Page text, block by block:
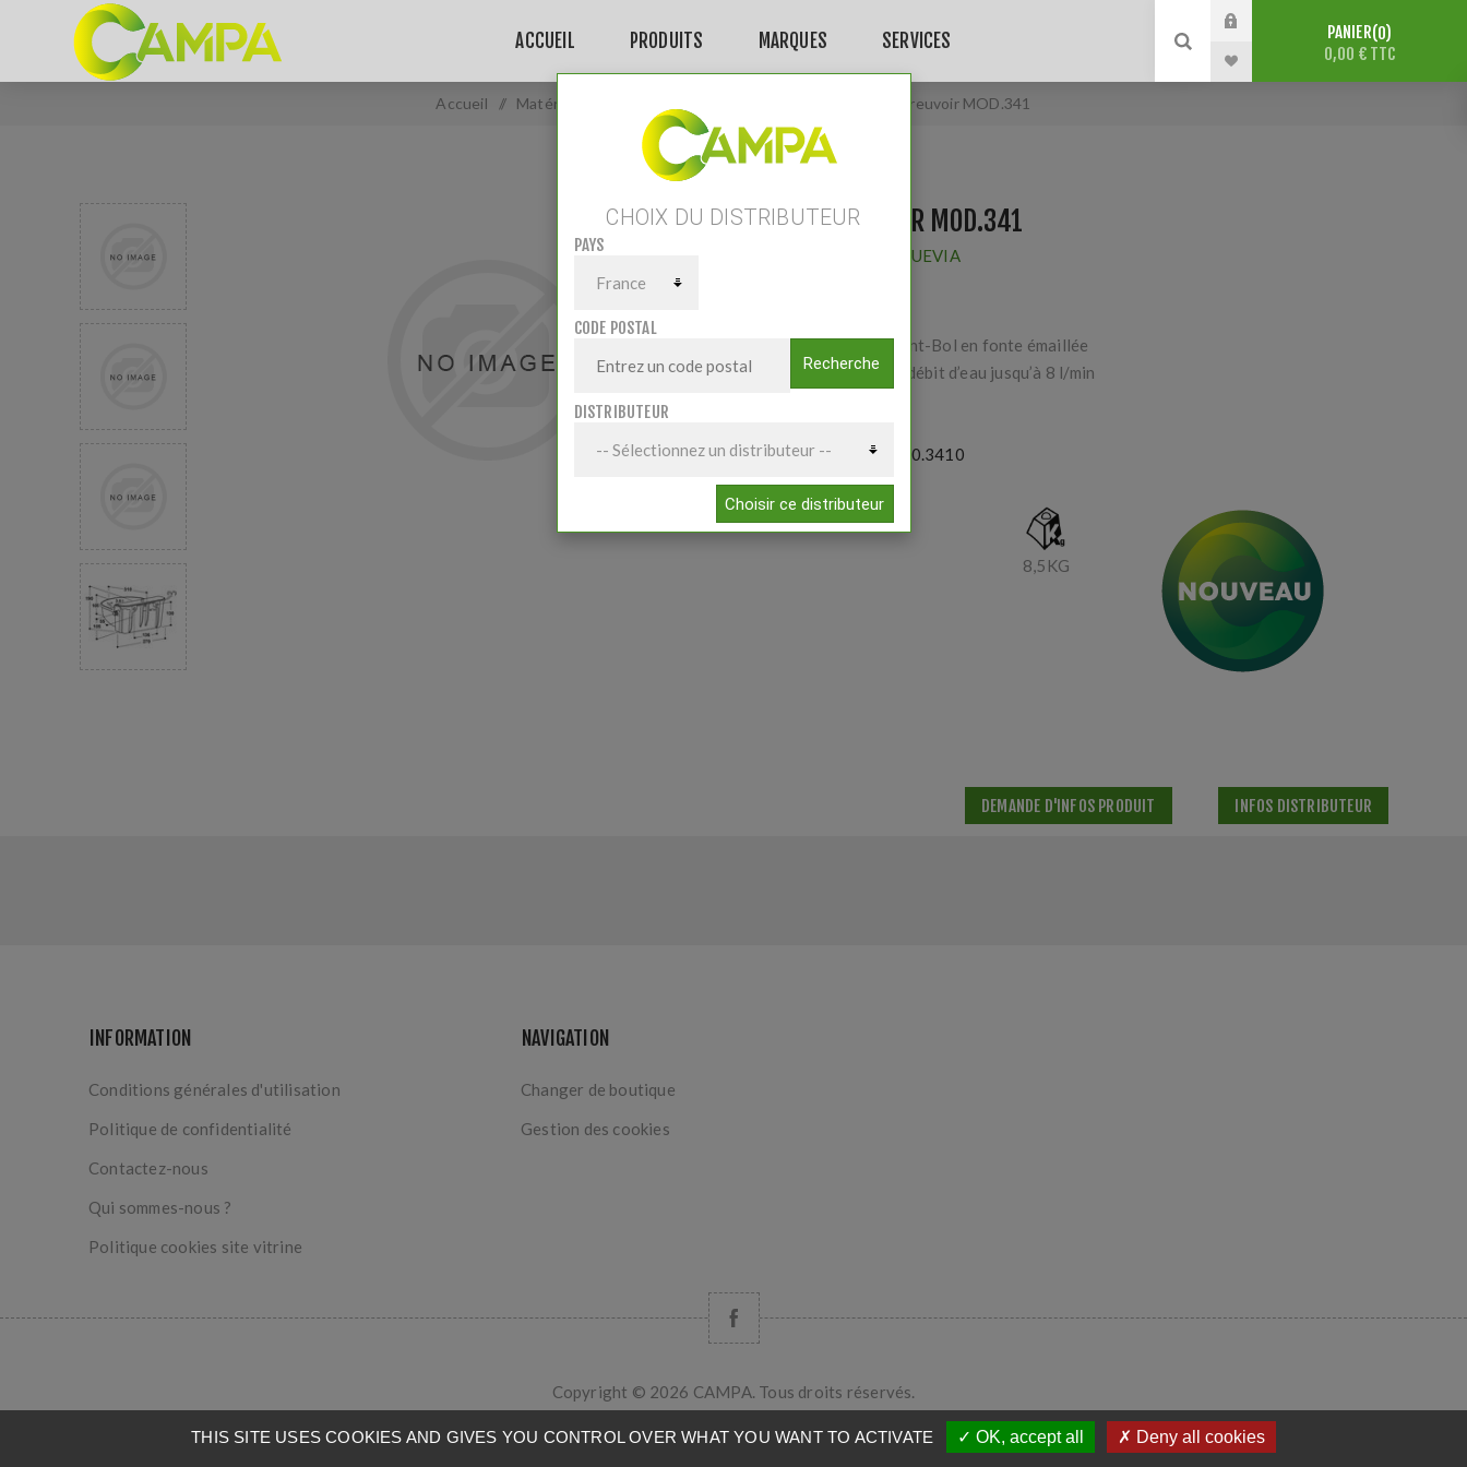
ACCUEIL PRODUITS MARQUES SERVICES PANIER 0
0,00 € TTC
Accueil / Matériels Abreuvoir MOD.341
ABREUVOIR MOD.341
SUEVIA
niveau constant-Bol en fonte émaillée
Avec flotteur,débit d’eau jusqu’à 8 l/min
Référence: 100.3410
8,5KG
DEMANDE D'INFOS PRODUIT INFOS DISTRIBUTEUR
INFORMATION
Conditions générales d'utilisation
Politique de confidentialité
Contactez-nous
Qui sommes-nous ?
Politique cookies site vitrine
NAVIGATION
Changer de boutique
Gestion des cookies
Copyright © 2026 CAMPA. Tous droits réservés.
CHOIX DU DISTRIBUTEUR
PAYS
CODE POSTAL
Recherche
DISTRIBUTEUR
Choisir ce distributeur
THIS SITE USES COOKIES AND GIVES YOU CONTROL OVER WHAT YOU WANT TO ACTIVATE ✓ OK, accept all ✗ Deny all cookies